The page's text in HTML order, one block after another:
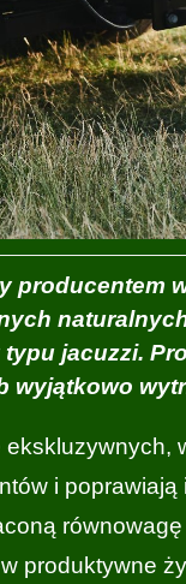
jacuzzi.
wyjątkowo
i
produktywne